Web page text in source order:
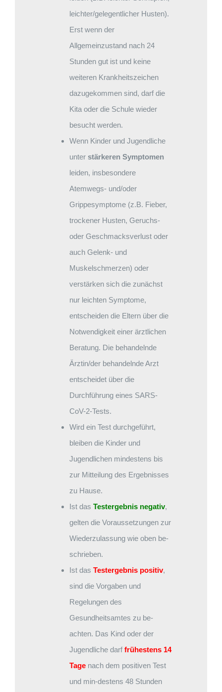
leichter/gelegentlicher Husten).
Erst wenn der
Allgemeinzustand nach 24
Stunden gut ist und keine
weiteren Krankheitszeichen
dazugekommen sind, darf die
Kita oder die Schule wieder
besucht werden.
Wenn Kinder und Jugendliche
unter stärkeren Symptomen
leiden, insbesondere
Atemwegs- und/oder
Grippesymptome (z.B. Fieber,
trockener Husten, Geruchs-
oder Geschmacksverlust oder
auch Gelenk- und
Muskelschmerzen) oder
verstärken sich die zunächst
nur leichten Symptome,
entscheiden die Eltern über die
Notwendigkeit einer ärztlichen
Beratung. Die behandelnde
Ärztin/der behandelnde Arzt
entscheidet über die
Durchführung eines SARS-
CoV-2-Tests.
Wird ein Test durchgeführt,
bleiben die Kinder und
Jugendlichen mindestens bis
zur Mitteilung des Ergebnisses
zu Hause.
Ist das Testergebnis negativ,
gelten die Voraussetzungen zur
Wiederzulassung wie oben be-
schrieben.
Ist das Testergebnis positiv,
sind die Vorgaben und
Regelungen des
Gesundheitsamtes zu be-
achten. Das Kind oder der
Jugendliche darf frühestens 14
Tage nach dem positiven Test
und min-destens 48 Stunden